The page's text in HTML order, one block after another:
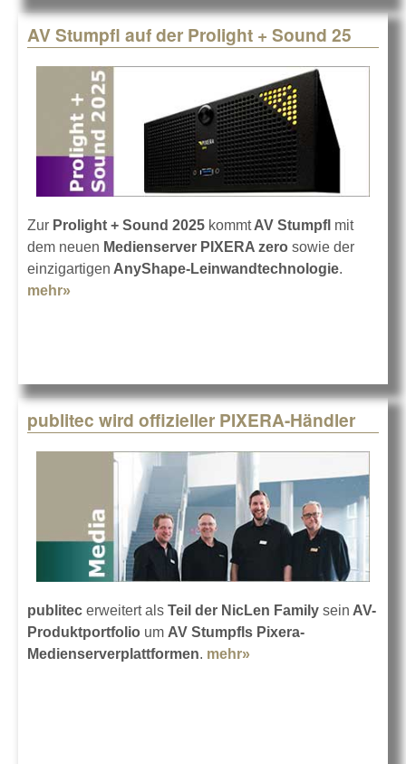
AV Stumpfl auf der Prolight + Sound 25
Zur Prolight + Sound 2025 kommtAV Stumpfl mit
dem neuen Medienserver PIXERA zero sowie der
einzigartigen AnyShape-Leinwandtechnologie.
mehr»
publitec wird offizieller PIXERA-Händler
publitec erweitert als Teil der NicLen Family sein AV-
Produktportfolio um AV Stumpfls Pixera-
Medienserverplattformen. mehr»